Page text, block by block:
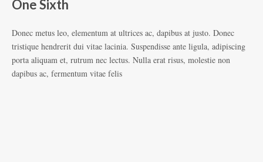
One Sixth
Donec metus leo, elementum at ultrices ac, dapibus at justo. Donec
tristique hendrerit dui vitae lacinia. Suspendisse ante ligula, adipiscing
porta aliquam et, rutrum nec lectus. Nulla erat risus, molestie non
dapibus ac, fermentum vitae felis